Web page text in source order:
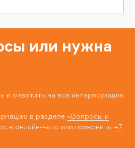
или нужна
и ответить на все интересующие
в разделе «Вопросы и
в онлайн-чате или позвонить +7